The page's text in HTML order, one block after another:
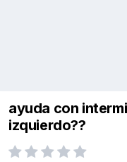
ayuda con
izquierdo??